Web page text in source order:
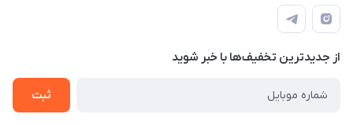
طبقه همکف واحد 131
درباره ما
تماس با ما
قوانین و مقررات
حریم خصوصی
راهنما
از جدید‌ترین تخفیف‌ها با‌ خبر شوید
ثبت